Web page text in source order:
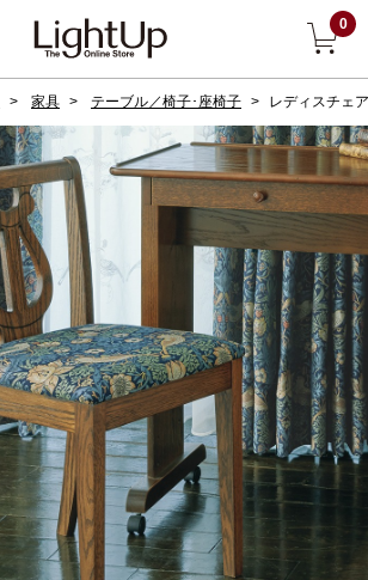
0
すべて見る
戻る
アウター
ジャケット
コート
ブルゾン
その他
トップス
家具 テーブル／椅子･座椅子 レディスチェ